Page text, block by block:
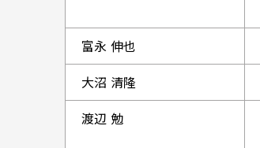
富永 伸也
大沼 清隆
渡辺 勉